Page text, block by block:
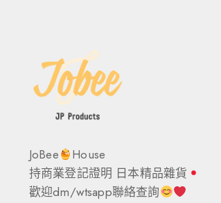
JoBee
House
持商業登記證明 日本精品雜貨
歡迎dm/wtsapp聯絡查詢